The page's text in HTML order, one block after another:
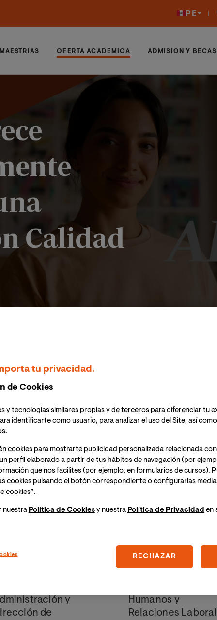
PE
MAESTRÍAS OFERTA ACADÉMICA ADMISIÓN Y BECAS
Calidad
Valencia encontrarás maestrías
la realidad laboral y social.
y alcanza tu
educativos se pondrá en contacto contigo a la mayor
limitadas
y
de
Plazas limitadas
Humanos y
Relaciones
tu privacidad.
de Cookies
y tecnologías similares propias y de terceros para diferenciar tu
identificarte como usuario, para analizar el uso del Site, así
cookies para mostrarte publicidad personalizada relacionada
perfil elaborado a partir de tus hábitos de navegación (por
que nos facilites (por ejemplo, en formularios de cursos).
cookies pulsando el botón correspondiente o configurarlas
cookies”.
nuestra Política de Cookiesy nuestra Política de Privacidad en
RECHAZAR